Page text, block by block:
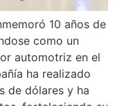
10 años de
como un
automotriz en el
ha realizado
de dólares y ha